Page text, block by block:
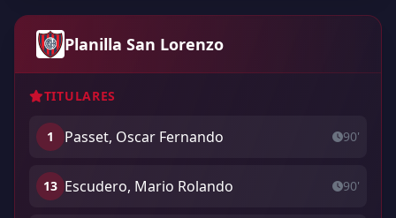
Planilla San Lorenzo
TITULARES
1 Passet, Oscar Fernando 90'
13 Escudero, Mario Rolando 90'